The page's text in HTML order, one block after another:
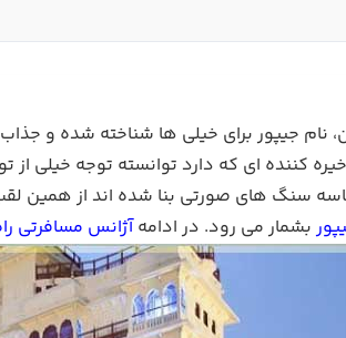
نام جیپور برای خیلی ها شناخته شده و
خیره کننده ای که دارد توانسته توجه خیلی
سنگ های صورتی بنا شده اند از همین
بشمار می رود. در ادامهآژانس مسافرتی